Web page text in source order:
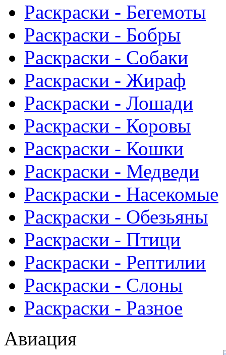
Раскраски - Бегемоты
Раскраски - Бобры
Раскраски - Собаки
Раскраски - Жираф
Раскраски - Лошади
Раскраски - Коровы
Раскраски - Кошки
Раскраски - Медведи
Раскраски - Насекомые
Раскраски - Обезьяны
Раскраски - Птици
Раскраски - Рептилии
Раскраски - Слоны
Раскраски - Разное
Авиация